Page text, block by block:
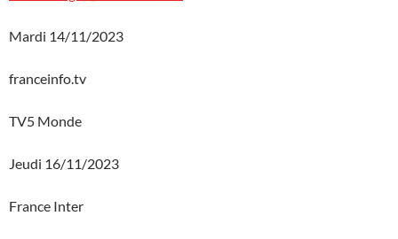
Mardi 14/11/2023
franceinfo.tv
TV5 Monde
Jeudi 16/11/2023
France Inter